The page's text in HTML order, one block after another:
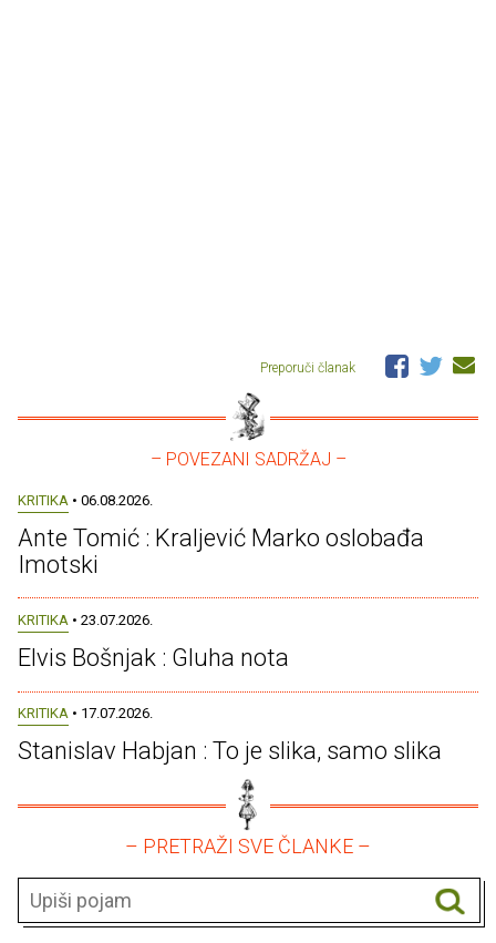
Preporuči članak
– POVEZANI SADRŽAJ –
KRITIKA • 06.08.2026.
Ante Tomić : Kraljević Marko oslobađa
Imotski
KRITIKA • 23.07.2026.
Elvis Bošnjak : Gluha nota
KRITIKA • 17.07.2026.
Stanislav Habjan : To je slika, samo slika
– PRETRAŽI SVE ČLANKE –